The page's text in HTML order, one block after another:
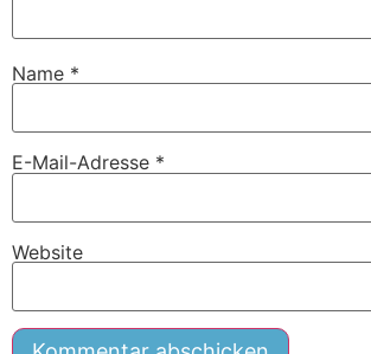
Name *
E-Mail-Adresse *
Website